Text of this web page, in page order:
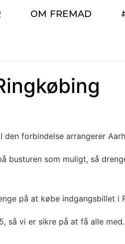
OM FREMAD
den forbindelse arrangerer
som muligt, så
på at købe
så vi er sikre på at få alle med.